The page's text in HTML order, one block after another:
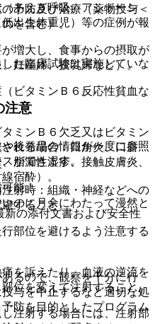
あえぎ呼吸、アシドーシ
出生体重児）等の症例が報
た臨床試験は実施していな
注意
射時：組織・神経などへの
すること。
部位を避けるよう注意する
を訴えたり、血液の逆流を
位を変えて注射すること。
注射する場合には、注射部
予防及び治療（薬物投与＜
を含む）。
増大し、食事からの摂取が
妊産婦、授乳婦など）。
ビタミンＢ６反応性貧血な
ミンＢ６欠乏又はビタミン
れる場合：口角炎、口唇
脂漏性湿疹、接触皮膚炎、
宿酔）。
のに月余にわたって漫然と
るので、観察を十分に行
与を中止するなど適切な処
後発品の情報が一度に参照
ができます。
能！
の添付文書および安全性
防を目的としたプログラム